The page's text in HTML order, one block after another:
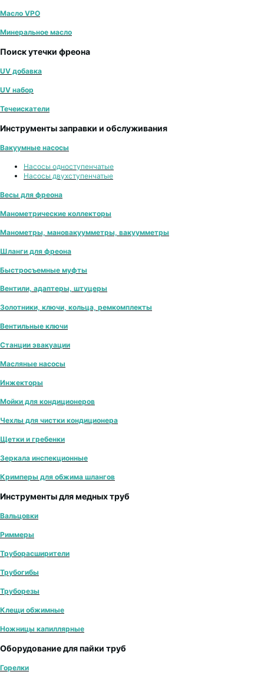
Масло VPO
Минеральное масло
Поиск утечки фреона
UV добавка
UV набор
Течеискатели
Инструменты заправки и обслуживания
Вакуумные насосы
Насосы одноступенчатые
Насосы двухступенчатые
Весы для фреона
Манометрические коллекторы
Манометры, мановакуумметры, вакуумметры
Шланги для фреона
Быстросъемные муфты
Вентили, адаптеры, штуцеры
Золотники, ключи, кольца, ремкомплекты
Вентильные ключи
Станции эвакуации
Масляные насосы
Инжекторы
Мойки для кондиционеров
Чехлы для чистки кондиционера
Щетки и гребенки
Зеркала инспекционные
Кримперы для обжима шлангов
Инструменты для медных труб
Вальцовки
Риммеры
Труборасширители
Трубогибы
Труборезы
Клещи обжимные
Ножницы капиллярные
Оборудование для пайки труб
Горелки